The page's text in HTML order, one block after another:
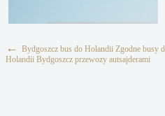
← Bydgoszcz bus do Holandii Zgodne busy
Holandii Bydgoszcz przewozy autsajderami